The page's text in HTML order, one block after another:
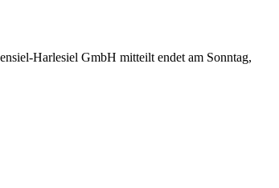
Harlesiel GmbH mitteilt endet am Sonntag,